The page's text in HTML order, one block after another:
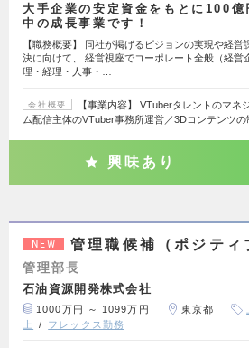
大手企業の安定資金をもとに100億
中の成長事業です！
【職務概要】 同社が掲げるビジョンの実現や経営
決に向けて、 経営視座でコーポレート全般（経営
理・経理・人事・…
会社概要
【事業内容】 VTuberタレントのマネ
ム配信主体のVTuber事務所運営／3Dコンテンツの
興味あり
NEW 管理職候補（ポジティ
管理部長
石油資源開発株式会社
1000万円 ～ 1099万円 東京都
上
フレックス勤務